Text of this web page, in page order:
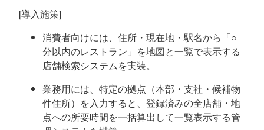
[導入施策]
消費者向けには、住所・現在地・駅名から「○
分以内のレストラン」を地図と一覧で表示する
店舗検索システムを実装。
業務用には、特定の拠点（本部・支社・候補物
件住所）を入力すると、登録済みの全店舗・地
点への所要時間を一括算出して一覧表示する管